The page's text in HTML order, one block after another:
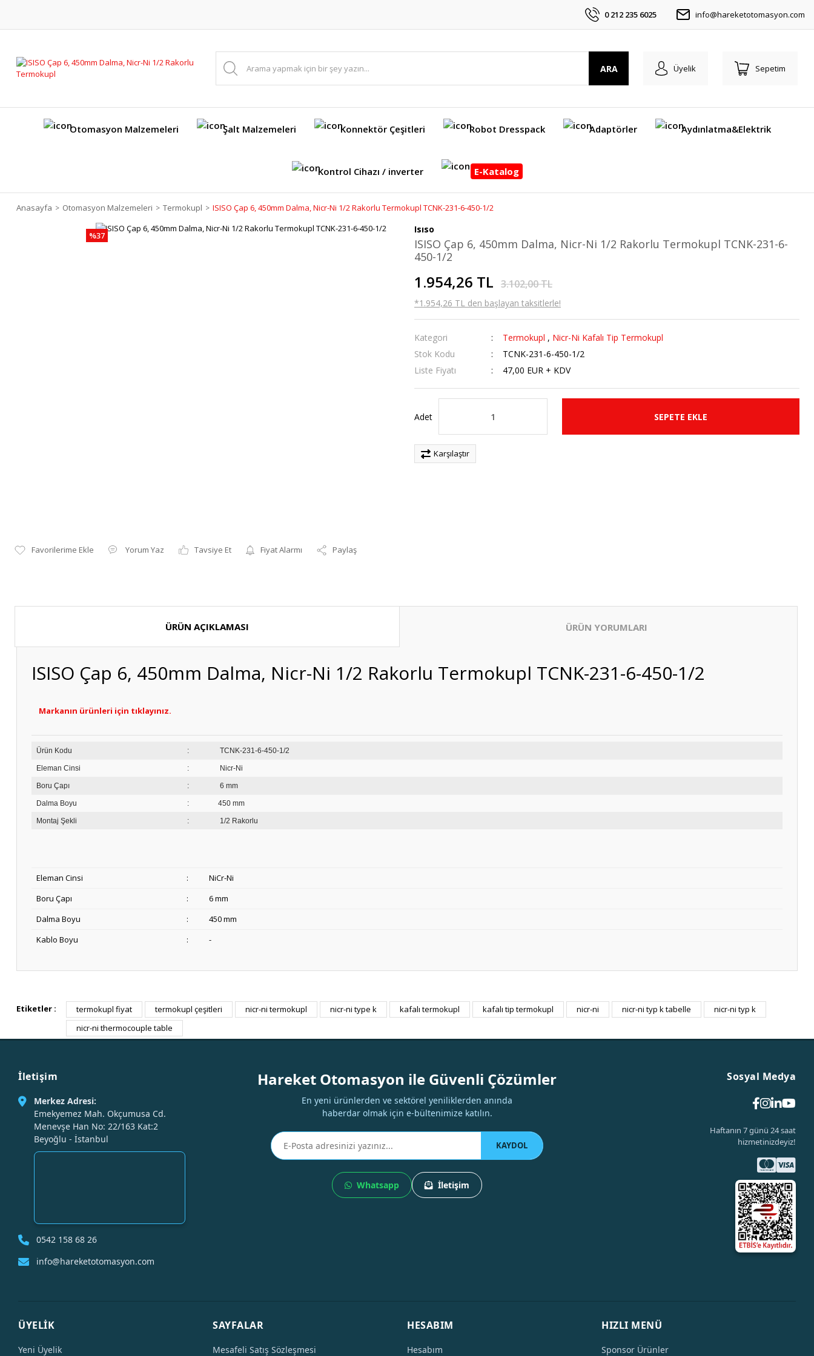
0 212 235 6025 info@hareketotomasyon.com
ARA Üyelik Sepetim
Otomasyon Malzemeleri Şalt Malzemeleri Konnektör Çeşitleri Robot Dresspack Adaptörler Aydınlatma&Elektrik
Kontrol Cihazı / inverter E-Katalog
Anasayfa Otomasyon Malzemeleri Termokupl ISISO Çap 6, 450mm Dalma, Nicr-Ni 1/2 Rakorlu Termokupl TCNK-231-6-450-1/2
%37
Yorum Yaz Tavsiye Et Fiyat Alarmı Paylaş
Isıso
ISISO Çap 6, 450mm Dalma, Nicr-Ni 1/2 Rakorlu Termokupl TCNK-231-6-
450-1/2
1.954,26 TL 3.102,00 TL
*1.954,26 TL den başlayan taksitlerle!
Kategori Termokupl , Nicr-Ni Kafalı Tip Termokupl
Stok Kodu
TCNK-231-6-450-1/2
Liste Fiyatı
47,00 EUR + KDV
Adet SEPETE EKLE
Karşılaştır
ÜRÜN AÇIKLAMASI ÜRÜN YORUMLARI
ISISO Çap 6, 450mm Dalma, Nicr-Ni 1/2 Rakorlu Termokupl TCNK-231-6-450-1/2
Markanın ürünleri için tıklayınız.
Ürün Kodu : TCNK-231-6-450-1/2
Eleman Cinsi : Nicr-Ni
Boru Çapı : 6 mm
Dalma Boyu : 450 mm
Montaj Şekli : 1/2 Rakorlu
Eleman Cinsi :
NiCr-Ni
Boru Çapı
:
6 mm
Dalma Boyu
:
450 mm
Kablo Boyu
: -
Bu ürüne ilk yorumu siz yapın!
Etiketler : termokupl fiyat termokupl çeşitleri nicr-ni termokupl nicr-ni type k kafalı termokupl kafalı tip termokupl nicr-ni nicr-ni typ k tabelle
nicr-ni typ k
nicr-ni thermocouple table
İletişim
Merkez Adresi:
Emekyemez Mah. Okçumusa Cd.
Menevşe Han No: 22/163 Kat:2
Beyoğlu - İstanbul
0542 158 68 26
info@hareketotomasyon.com
Hareket Otomasyon ile Güvenli Çözümler
En yeni ürünlerden ve sektörel yeniliklerden anında
haberdar olmak için e-bültenimize katılın.
KAYDOL
Whatsapp İletişim
Sosyal Medya
Haftanın 7 günü 24 saat
hizmetinizdeyiz!
ÜYELİK
Yeni Üyelik
SAYFALAR
Mesafeli Satış Sözleşmesi
HESABIM
Hesabım
HIZLI MENÜ
Sponsor Ürünler